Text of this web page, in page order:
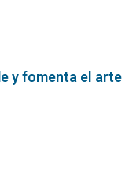
y fomenta el arte